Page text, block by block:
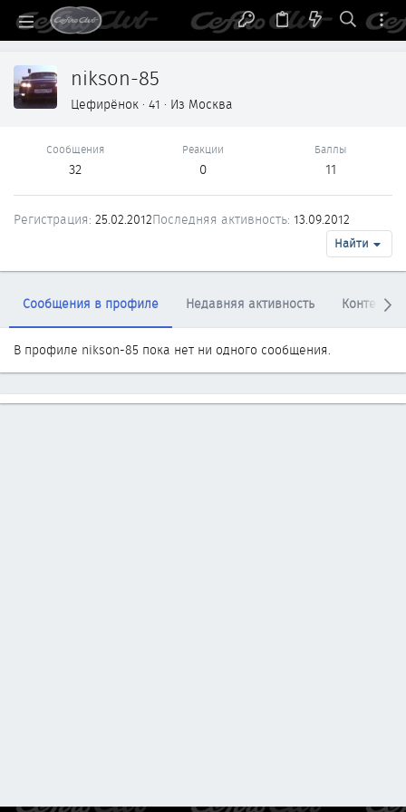
nikson-85
Цефирёнок · 41 · Из Москва
Сообщения
32
Реакции
0
Баллы
11
Регистрация 25.02.2012Последняя активность 13.09.2012
Найти
Сообщения в профиле Недавняя активность Контент
В профиле nikson-85 пока нет ни одного сообщения.